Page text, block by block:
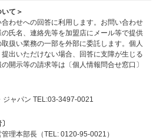
て＞
わせへの回答に利用します。お問い合わせ
氏名、連絡先等を加盟店にメール等で提供
扱い業務の一部を外部に委託します。個人
出いただけない場合、回答に支障が生じる
開示等の請求等は〔個人情報問合せ窓口〕
ャパン TEL:03-3497-0021
理本部長（TEL: 0120-95-0021）